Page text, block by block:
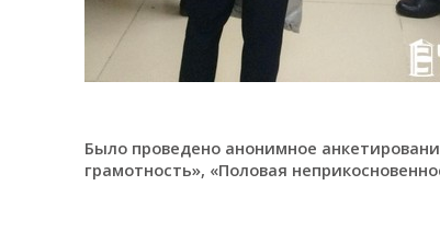
Было проведено анонимное
грамотность», «Половая